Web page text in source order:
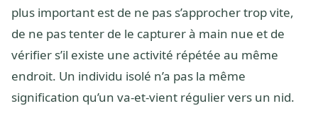
plus important est de ne pas s’approcher trop vite,
de ne pas tenter de le capturer à main nue et de
vérifier s’il existe une activité répétée au même
endroit. Un individu isolé n’a pas la même
signification qu’un va-et-vient régulier vers un nid.